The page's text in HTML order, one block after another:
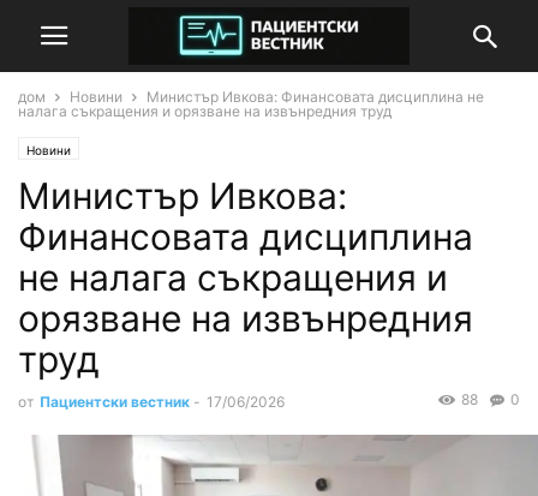
дом Новини
Министър Ивкова: Финансовата дисциплина не
налага съкращения и орязване на извънредния труд
Новини
Министър Ивкова:
Финансовата дисциплина
не налага съкращения и
орязване на извънредния
труд
от Пациентски вестник - 17/06/2026 0
88